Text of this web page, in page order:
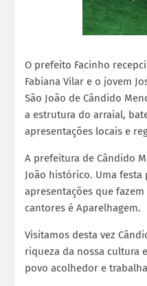
O prefeito Facinho
Fabiana Vilar e o jovem
São João de Cândido
a estrutura do arraial,
apresentações locais e
A prefeitura de Cândido
João histórico. Uma
apresentações que
cantores é Aparelhagem.
Visitamos desta vez
riqueza da nossa cultura
povo acolhedor e